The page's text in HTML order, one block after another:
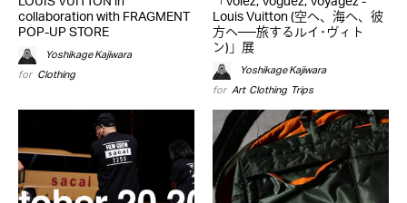
collaboration with FRAGMENT
POP-UP STORE
Yoshikage Kajiwara
for Clothing
Louis Vuitton (空へ、海へ、彼
方へ──旅するルイ･ヴィト
ン)」展
Yoshikage Kajiwara
for Art,Clothing, Trips